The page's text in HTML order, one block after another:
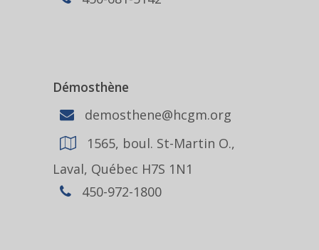
Démosthène
demosthene@hcgm.org
1565, boul. St-Martin O.,
Laval, Québec H7S 1N1
450-972-1800